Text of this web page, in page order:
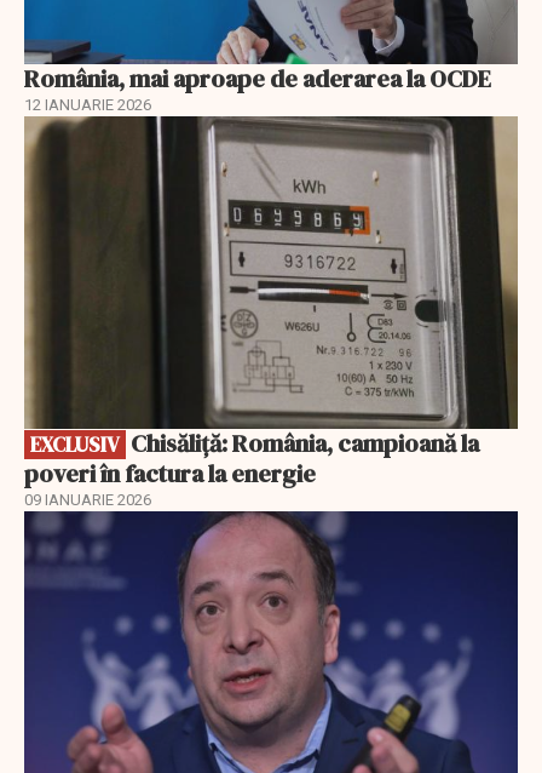
România, mai aproape de aderarea la OCDE
12 IANUARIE 2026
EXCLUSIV
EXCLUSIV
poveri în factura la energie
09 IANUARIE 2026